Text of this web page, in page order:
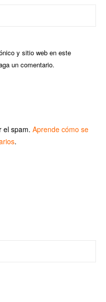
y sitio web en este
un comentario.
el spam. Aprende cómo se
.